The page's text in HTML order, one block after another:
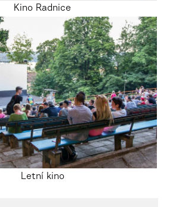
Kino Radnice
Letní kino